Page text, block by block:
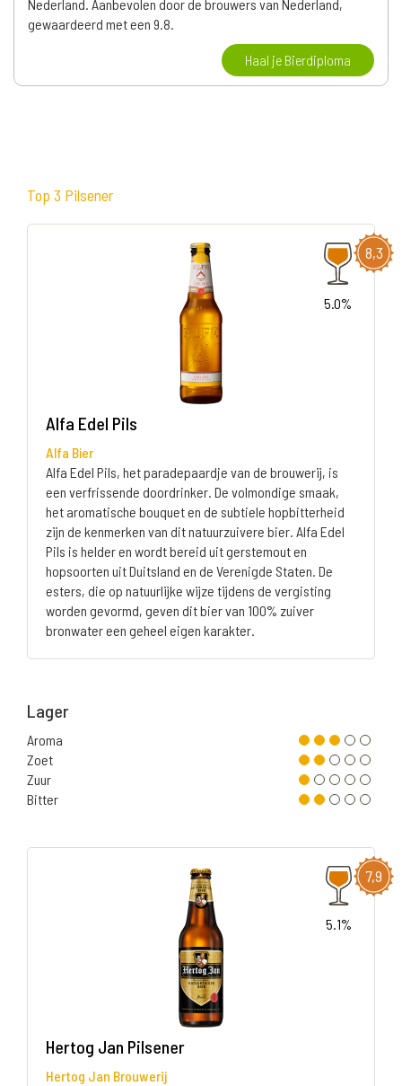
Nederland. Aanbevolen door de brouwers van Nederland,
gewaardeerd met een 9.8.
Haal je Bierdiploma
Top 3 Pilsener
8,3
5.0%
Alfa Edel Pils
Alfa Bier
Alfa Edel Pils, het paradepaardje van de brouwerij, is
een verfrissende doordrinker. De volmondige smaak,
het aromatische bouquet en de subtiele hopbitterheid
zijn de kenmerken van dit natuurzuivere bier. Alfa Edel
Pils is helder en wordt bereid uit gerstemout en
hopsoorten uit Duitsland en de Verenigde Staten. De
esters, die op natuurlijke wijze tijdens de vergisting
worden gevormd, geven dit bier van 100% zuiver
bronwater een geheel eigen karakter.
Lager
Aroma
Zoet
Zuur
Bitter
7,9
5.1%
Hertog Jan Pilsener
Hertog Jan Brouwerij